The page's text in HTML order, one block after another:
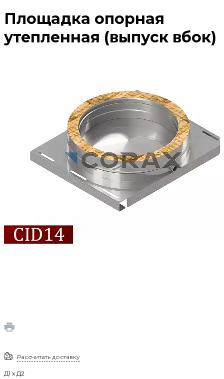
Площадка опорная
утепленная (выпуск вбок)
Рассчитать доставку
Д1 х Д2